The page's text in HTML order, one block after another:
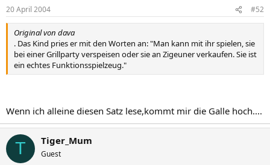
20 April 2004 #52
Original von dava
. Das Kind pries er mit den Worten an: "Man kann mit ihr spielen, sie
bei einer Grillparty verspeisen oder sie an Zigeuner verkaufen. Sie ist
ein echtes Funktionsspielzeug."
Wenn ich alleine diesen Satz lese,kommt mir die Galle hoch....
T Tiger_Mum
Guest